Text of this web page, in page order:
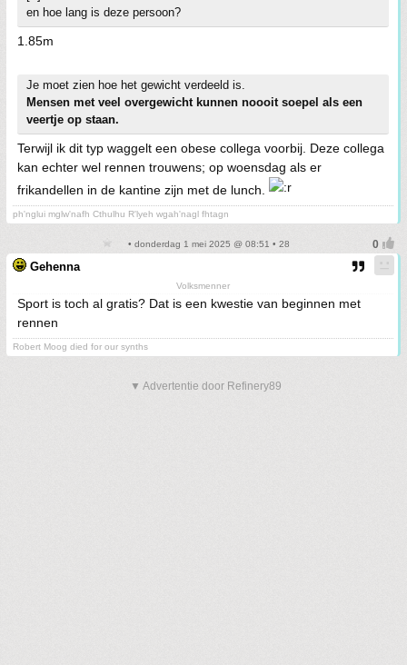
en hoe lang is deze persoon?
1.85m
Je moet zien hoe het gewicht verdeeld is.
Mensen met veel overgewicht kunnen noooit soepel als een
veertje op staan.
Terwijl ik dit typ waggelt een obese collega voorbij. Deze collega
kan echter wel rennen trouwens; op woensdag als er
frikandellen in de kantine zijn met de lunch.
ph'nglui mglw'nafh Cthulhu R'lyeh wgah'nagl fhtagn
• donderdag 1 mei 2025 @ 08:51 • 28
Gehenna
Volksmenner
Sport is toch al gratis? Dat is een kwestie van beginnen met
rennen
Robert Moog died for our synths
▼ Advertentie door Refinery89